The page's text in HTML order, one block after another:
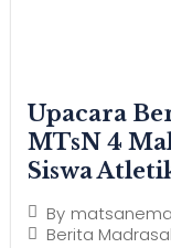
Upacara
MTsN 4
Siswa
By matsanema
Berita